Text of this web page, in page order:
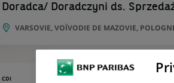
Doradca/ Doradczyni ds.
VARSOVIE, VOÏVODIE DE MAZOVIE,
CDI